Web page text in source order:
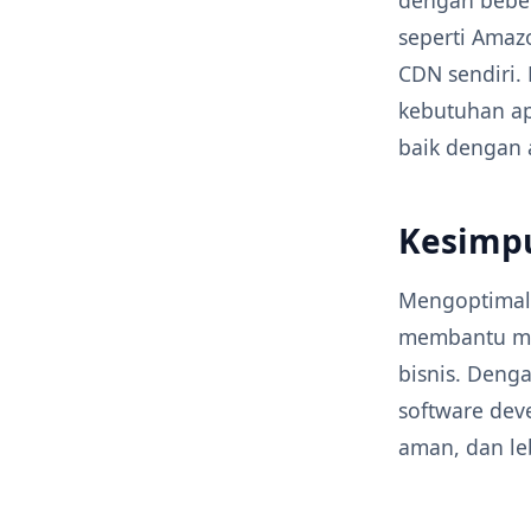
seperti
CDN
kebutuhan
baik dengan
membantu
bisnis.
software
aman, dan